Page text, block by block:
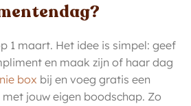
1 maart. Het idee is simpel: geef
en maak zijn of haar dag
box bij en voeg gratis een
jouw eigen boodschap. Zo